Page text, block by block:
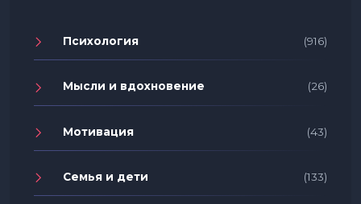
Психология (916)
Мысли и вдохновение (26)
Мотивация (43)
Семья и дети (133)